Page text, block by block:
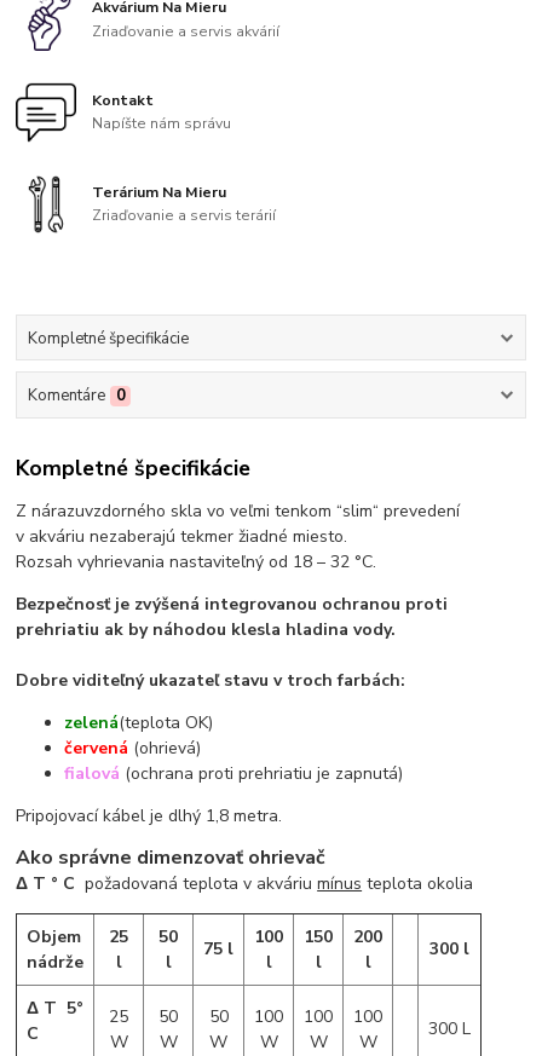
Akvárium Na Mieru
Zriaďovanie a servis akvárií
Kontakt
Napíšte nám správu
Terárium Na Mieru
Zriaďovanie a servis terárií
Kompletné špecifikácie
Komentáre 0
Kompletné špecifikácie
Z nárazuvzdorného skla vo veľmi tenkom “slim“ prevedení
v akváriu nezaberajú tekmer žiadné miesto.
Rozsah vyhrievania nastaviteľný od 18 – 32 °C.
Bezpečnosť je zvýšená integrovanou ochranou proti
prehriatiu ak by náhodou klesla hladina vody.
Dobre viditeľný ukazateľ stavu v troch farbách:
zelená(teplota OK)
červená (ohrievá)
fialová (ochrana proti prehriatiu je zapnutá)
Pripojovací kábel je dlhý 1,8 metra.
Ako správne dimenzovať ohrievač
Δ T ° Cpožadovaná teplota v akváriumínus teplota okolia
Objem
nádrže
25
l
50
l
75 l
100
l
150
l
200
l
300 l
Δ T 5°
C
25
W
50
W
50
W
100
W
100
W
100
W
300 L